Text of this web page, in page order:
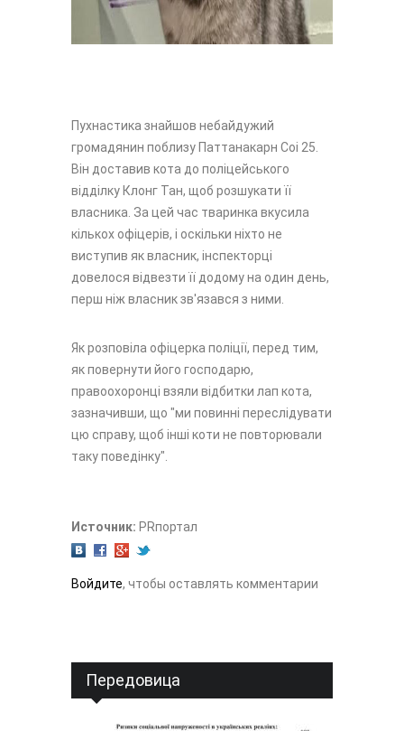
Пухнастика знайшов небайдужий
громадянин поблизу Паттанакарн Соі 25.
Він доставив кота до поліцейського
відділку Клонг Тан, щоб розшукати її
власника. За цей час тваринка вкусила
кількох офіцерів, і оскільки ніхто не
виступив як власник, інспекторці
довелося відвезти її додому на один день,
перш ніж власник зв'язався з ними.
Як розповіла офіцерка поліції, перед тим,
як повернути його господарю,
правоохоронці взяли відбитки лап кота,
зазначивши, що "ми повинні переслідувати
цю справу, щоб інші коти не повторювали
таку поведінку".
Источник: PRпортал
Войдите, чтобы оставлять комментарии
Передовица